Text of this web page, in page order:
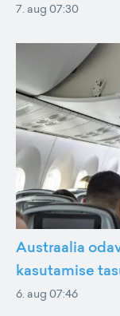
7. aug 07:30
Austraalia
kasutamise
6. aug 07:46